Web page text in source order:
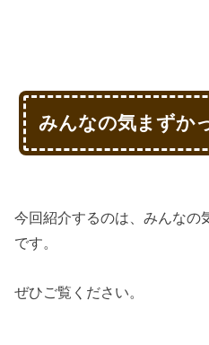
みんなの気まずか
今回紹介するのは、みんなの
です。
ぜひご覧ください。